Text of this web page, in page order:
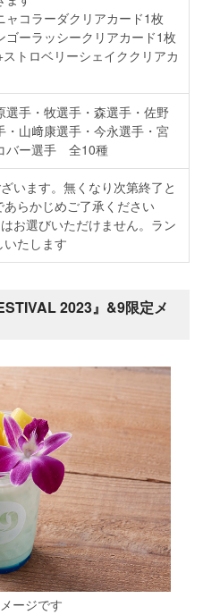
ャコラーダクリアカード1枚
ゴーラッシークリアカード1枚
トロベリーシェイククリアカ
選手・牧選手・森選手・佐野
・山﨑康選手・今永選手・宮
バー選手 全10種
います。無くなり次第終了と
あらかじめご了承ください
お選びいただけません。ラン
いたします
2023』&9限定メ
ージです